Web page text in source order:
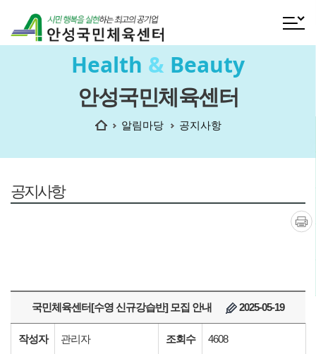
전체메
Health & Beauty
안성국민체육센터
홈 알림마당 공지사항
공지사항
인쇄
국민체육센터[수영 신규강습반] 모집 안내 2025-05-19
작성자 관리자 조회수 4608